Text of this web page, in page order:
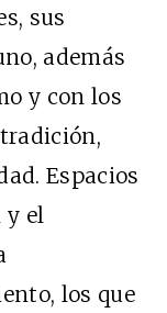
sus
además
y con los
Espacios
y el
los que